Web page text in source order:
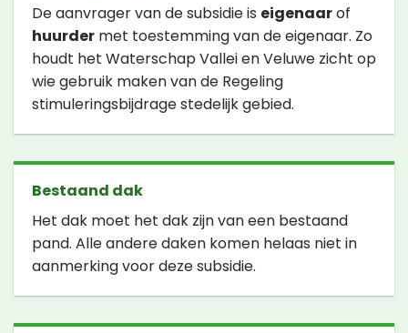
De aanvrager van de subsidie is eigenaarof
huurder met toestemming van de eigenaar. Zo
houdt het Waterschap Vallei en Veluwe zicht op
wie gebruik maken van de Regeling
stimuleringsbijdrage stedelijk gebied.
Bestaand dak
Het dak moet het dak zijn van een bestaand
pand. Alle andere daken komen helaas niet in
aanmerking voor deze subsidie.